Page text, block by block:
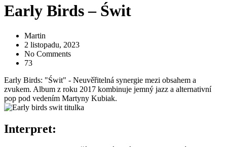
Early Birds – Świt
Martin
2 listopadu, 2023
No Comments
73
Early Birds: "Świt" - Neuvěřitelná synergie mezi obsahem a
zvukem. Album z roku 2017 kombinuje jemný jazz a alternativní
pop pod vedením Martyny Kubiak.
Interpret: